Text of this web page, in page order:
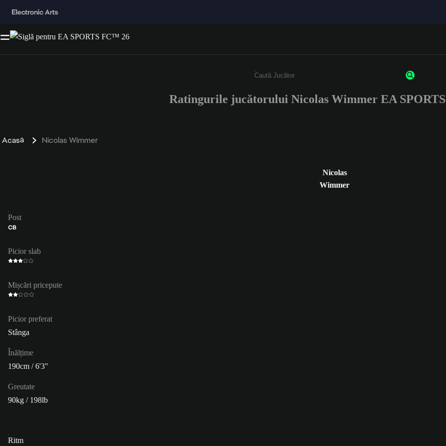
Enter a minimum of 3 characters or numbers
Ratingurile jucătorului Nicolas Wimmer EA
Acasă Nicolas Wimmer
Nicolas
Wimmer
Post
CB
Picior slab
Mișcări pricepute
Picior preferat
Stânga
Înălțime
190cm / 6'3"
Greutate
90kg / 198lb
Ritm